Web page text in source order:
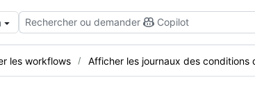
Rechercher ou demander Copilot
les workflows Afficher les journaux des conditions